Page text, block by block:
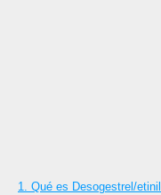
1. Qué es Desogestrel/